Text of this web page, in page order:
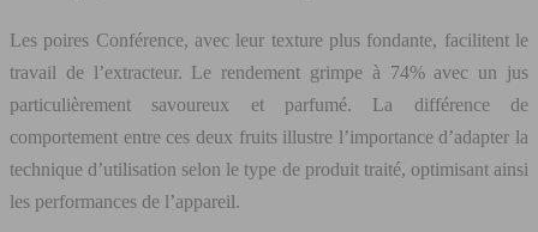
Les poires Conférence, avec leur texture plus fondante, facilitent le
travail de l’extracteur. Le rendement grimpe à 74% avec un jus
particulièrement savoureux et parfumé. La différence de
comportement entre ces deux fruits illustre l’importance d’adapter la
technique d’utilisation selon le type de produit traité, optimisant ainsi
les performances de l’appareil.